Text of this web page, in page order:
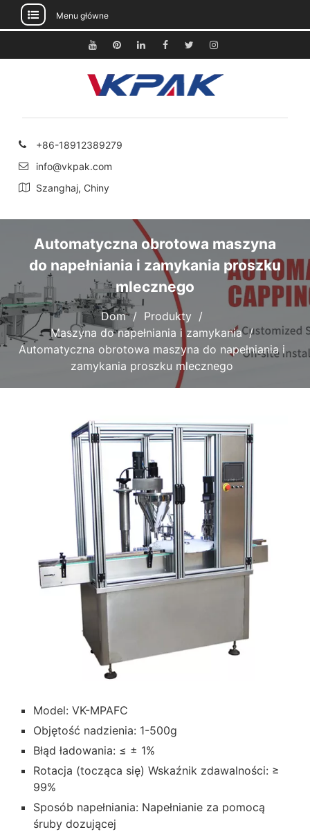
do
Menu główne
YoutubePinterestLinkedinFacebook
ŚwiergotInstagram
+86-18912389279
info@vkpak.com
Szanghaj, Chiny
Automatyczna obrotowa maszyna
do napełniania i zamykania proszku
mlecznego
Dom
Produkty
Maszyna do napełniania i zamykania
Automatyczna obrotowa maszyna do napełniania i
zamykania proszku mlecznego
Model: VK-MPAFC
Objętość nadzienia: 1-500g
Błąd ładowania: ≤ ± 1%
Rotacja (tocząca się) Wskaźnik zdawalności: ≥
99%
Sposób napełniania: Napełnianie za pomocą
śruby dozującej